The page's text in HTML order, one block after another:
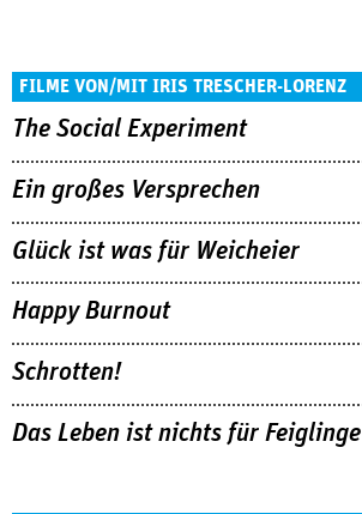
FILME VON/MIT IRIS TRESCHER-LORENZ
The Social Experiment
Ein großes Versprechen
Glück ist was für Weicheier
Happy Burnout
Schrotten!
Das Leben ist nichts für Feiglinge